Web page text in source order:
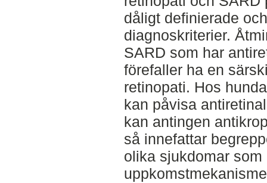
dåligt definierade
diagnoskriterier.
SARD som har
förefaller ha en
retinopati. Hos
kan påvisa
kan antingen
så innefattar
olika sjukdomar